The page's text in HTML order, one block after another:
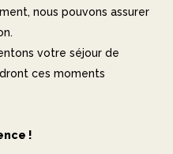
nous pouvons assurer
votre séjour de
ces moments
!